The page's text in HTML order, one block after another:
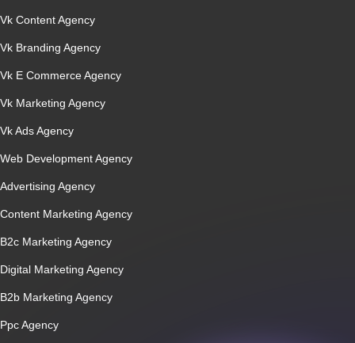
Vk Content Agency
Vk Branding Agency
Vk E Commerce Agency
Vk Marketing Agency
Vk Ads Agency
Web Development Agency
Advertising Agency
Content Marketing Agency
B2c Marketing Agency
Digital Marketing Agency
B2b Marketing Agency
Ppc Agency